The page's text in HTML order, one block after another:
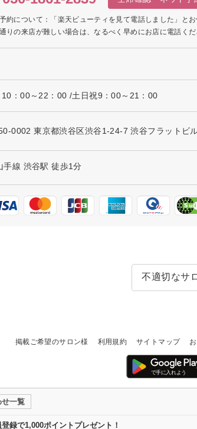
約について：「楽天ビューティを見て電話しました」と
りの来店が難しい場合は、なるべく早めにお店に電話くだ
10：00～22：00 /土日祝9：00～21：00
0002 東京都渋谷区渋谷1-24-7 渋谷フラットビ
手線 渋谷駅 徒歩1分
不適切なサ
掲載ご希望のサロン様 利用規約 サイトマップ
せ一覧
録で1,000ポイントプレゼント！